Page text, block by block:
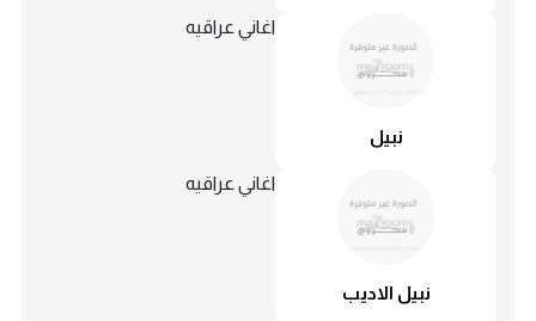
نبيل
اغاني عراقيه
نبيل الاديب
اغاني عراقيه